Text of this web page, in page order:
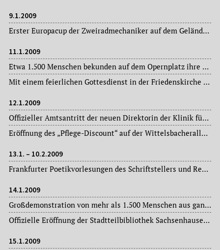
9.1.2009
Erster Europacup der Zweiradmechaniker auf dem Gelände des Berufsbildungs- und Technologiezentrums im Gutleutviertel, veranstaltet vom Bundesinnungsverband in Zusammenarbeit mit der Handwerkskammer Rhein-Main.
11.1.2009
Etwa 1.500 Menschen bekunden auf dem Opernplatz ihre Solidarität mit Israel, veranstaltet u. a. vom Zentralrat der Juden in Deutschland. Prominentester Redner ist der Journalist und CDU-Politiker Michel Friedman.
Mit einem feierlichen Gottesdienst in der Friedenskirche im Gallus wird die Fusion der evangelischen Gemeinden zu einer gemeinsamen Gemeinde im Gallus unter dem Namen „Frieden und Versöhnung“ Realität.
12.1.2009
Offizieller Amtsantritt der neuen Direktorin der Klinik für Psychiatrie- und Psychotherapie des Kindes- und Jugendalters der Johann Wolfgang Goethe-Universität Prof. Christine Freitag.
Eröffnung des „Pflege-Discount“ auf der Wittelsbacherallee – einzigartig im Rhein-Main-Gebiet.
13.1. – 10.2.2009
Frankfurter Poetikvorlesungen des Schriftstellers und Regisseurs Werner Fritsch im Hörsaal VI auf dem Campus Bockenheim der Johann Wolfgang Goethe-Universität.
14.1.2009
Großdemonstration von mehr als 1.500 Menschen aus ganz Hessen in der Innenstadt für eine bessere Bildungspolitik und gegen Sozialabbau.
Offizielle Eröffnung der Stadtteilbibliothek Sachsenhausen im umgebauten, früheren Straßenbahndepot: das Bibliothekszentrum Süd an der Hedderichstraße.
15.1.2009